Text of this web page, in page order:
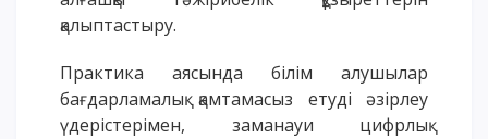
қалыптастыру.
Практика аясында білім алушылар
бағдарламалық қамтамасыз етуді әзірлеу
үдерістерімен, заманауи цифрлық